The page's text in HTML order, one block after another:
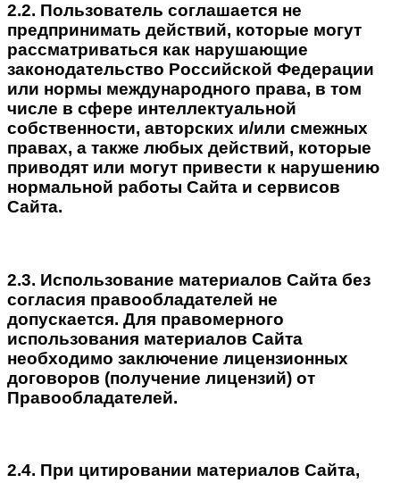
2.2. Пользователь соглашается не
предпринимать действий, которые могут
рассматриваться как нарушающие
законодательство Российской Федерации
или нормы международного права, в том
числе в сфере интеллектуальной
собственности, авторских и/или смежных
правах, а также любых действий, которые
приводят или могут привести к нарушению
нормальной работы Сайта и сервисов
Сайта.
2.3. Использование материалов Сайта без
согласия правообладателей не
допускается. Для правомерного
использования материалов Сайта
необходимо заключение лицензионных
договоров (получение лицензий) от
Правообладателей.
2.4. При цитировании материалов Сайта,